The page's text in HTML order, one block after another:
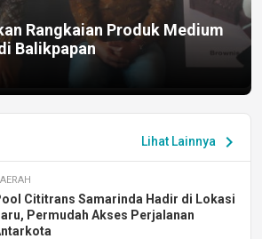
Rangkaian Produk Medium
Balikpapan
Lihat Lainnya chevron_right
Cititrans Samarinda Hadir di Lokasi
Permudah Akses Perjalanan